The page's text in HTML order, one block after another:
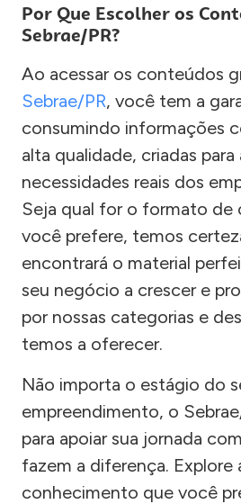
Por Que Escolher os
Sebrae/PR?
Ao acessar os conteúdos
Sebrae/PR, você tem a
consumindo informações
alta qualidade, criadas para
necessidades reais dos
Seja qual for o formato
você prefere, temos
encontrará o material
seu negócio a crescer e
por nossas categorias e
temos a oferecer.
Não importa o estágio do
empreendimento, o
para apoiar sua jornada
fazem a diferença. Explore
conhecimento que você